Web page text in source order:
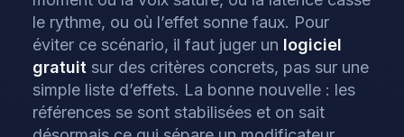
le rythme, ou où l’effet sonne faux. Pour
éviter ce scénario, il faut juger un logiciel
gratuit sur des critères concrets, pas sur une
simple liste d’effets. La bonne nouvelle : les
références se sont stabilisées et on sait